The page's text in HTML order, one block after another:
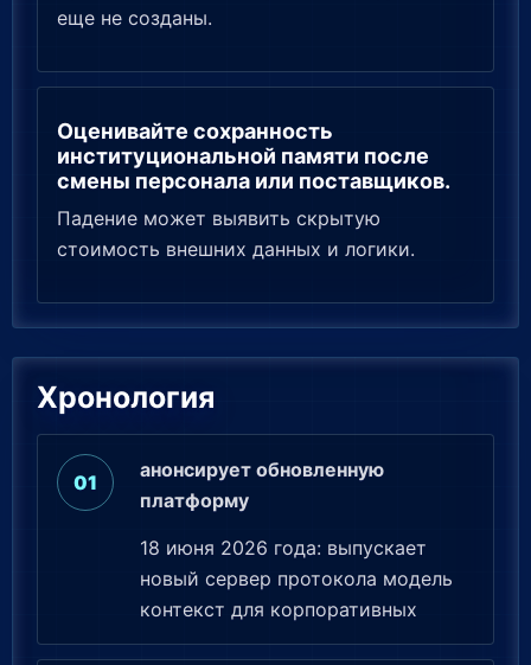
еще не созданы.
Оценивайте сохранность
институциональной памяти после
смены персонала или поставщиков.
Падение может выявить скрытую
стоимость внешних данных и логики.
Хронология
анонсирует обновленную
платформу
18 июня 2026 года: выпускает
новый сервер протокола модель
контекст для корпоративных